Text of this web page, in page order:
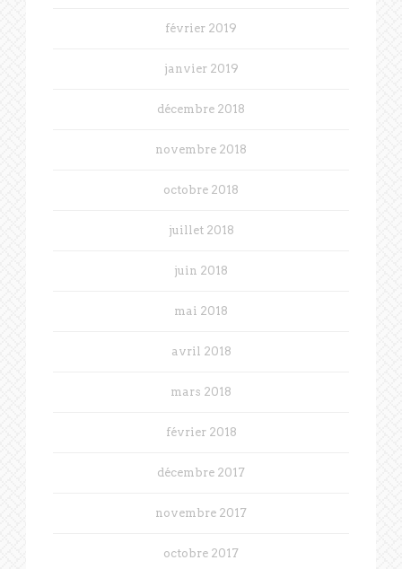
février 2019
janvier 2019
décembre 2018
novembre 2018
octobre 2018
juillet 2018
juin 2018
mai 2018
avril 2018
mars 2018
février 2018
décembre 2017
novembre 2017
octobre 2017